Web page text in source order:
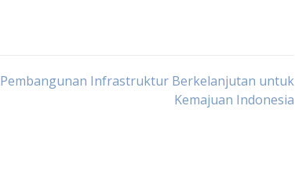
Pembangunan Infrastruktur Berkelanjutan untuk
Kemajuan Indonesia